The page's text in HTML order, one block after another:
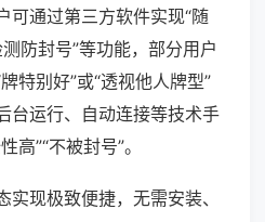
可通过第三方软件实现“随
测防封号”等功能，部分用户
特别好”或“透视他人牌型”
台运行、自动连接等技术手
高”“不被封号”。
现极致便捷，无需安装、